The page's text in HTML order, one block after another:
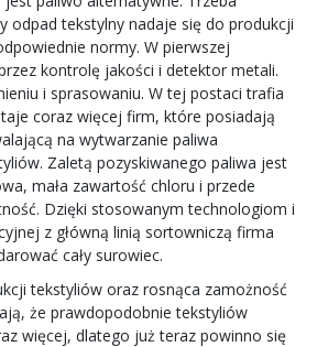
odpad tekstylny nadaje się do produkcji
normy. W pierwszej
kontrolę jakości i detektor metali.
i sprasowaniu. W tej postaci trafia
coraz więcej firm, które posiadają
na wytwarzanie paliwa
Zaletą pozyskiwanego paliwa jest
mała zawartość chloru i przede
Dzięki stosowanym technologiom i
z główną linią sortowniczą firma
cały surowiec.
tekstyliów oraz rosnąca zamożność
że prawdopodobnie tekstyliów
więcej, dlatego już teraz powinno się